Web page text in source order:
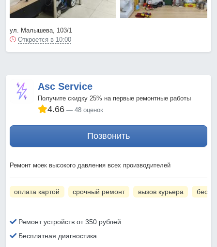
ул. Малышева, 103/1
Откроется в 10:00
Asc Service
Получите скидку 25% на первые ремонтные работы
4.66 48 оценок
Позвонить
Ремонт моек высокого давления всех производителей
оплата картой срочный ремонт вызов курьера
Ремонт устройств от 350 рублей
Бесплатная диагностика